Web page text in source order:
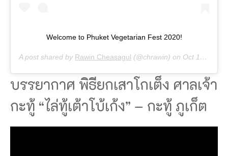
Welcome to Phuket Vegetarian Fest 2020!
A post shared by Rawin Cheasagul (@chrawin) on Oct 19, 2020 at 4:48am PDT
บรรยากาศ พิธียกเสาโกเต็ง ศาลเจ้า
กะทู้ “ไล่ทู้เต้าโบ้เก้ง” – กะทู้ ภูเก็ต